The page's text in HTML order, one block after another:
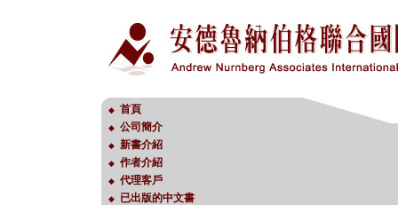
◆ 首頁
◆ 公司簡介
◆ 新書介紹
◆ 作者介紹
◆ 代理客戶
◆ 已出版的中文書